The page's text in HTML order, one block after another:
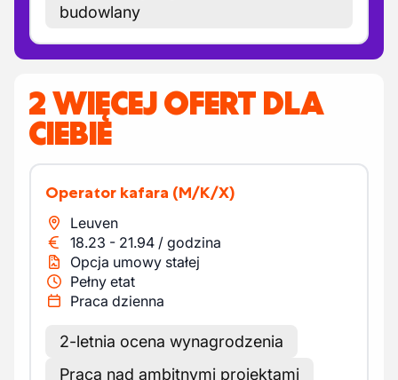
budowlany
2 WIĘCEJ OFERT DLA
CIEBIE
Operator kafara (M/K/X)
Leuven
18.23 - 21.94 / godzina
Opcja umowy stałej
Pełny etat
Praca dzienna
2-letnia ocena wynagrodzenia
Praca nad ambitnymi projektami